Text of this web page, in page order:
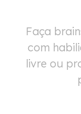
Faça
com
livre ou